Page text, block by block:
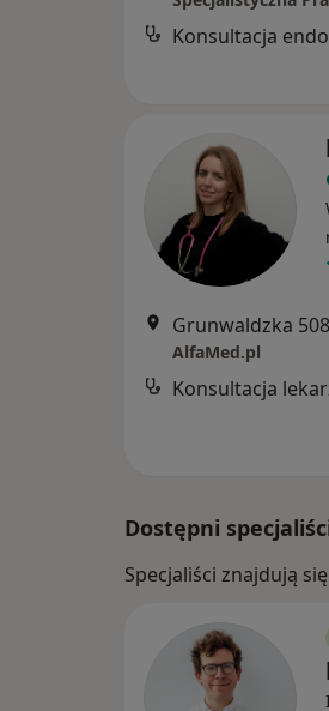
Konsultacja
Grunwaldzka
AlfaMed.pl
Dostępni
Specjaliści znajdują